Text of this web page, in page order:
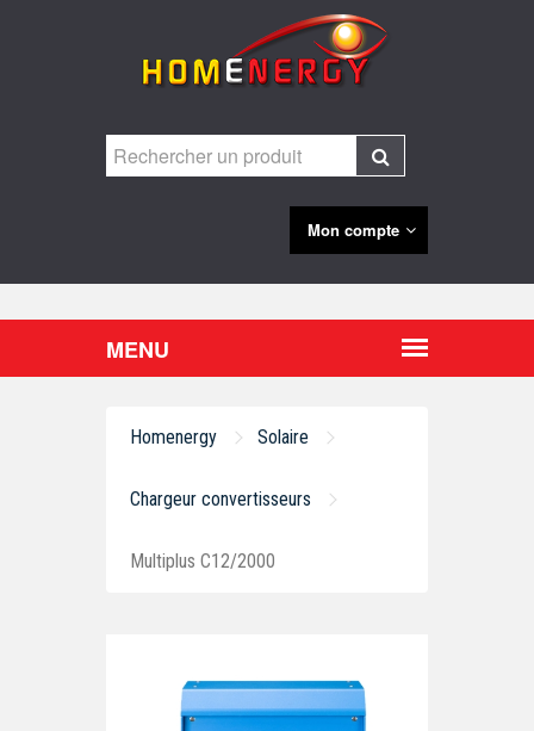
Mon compte
Homenergy Solaire
Chargeur convertisseurs
Multiplus C12/2000